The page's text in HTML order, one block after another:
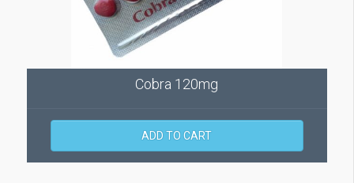
Cobra 120mg
ADD TO CART